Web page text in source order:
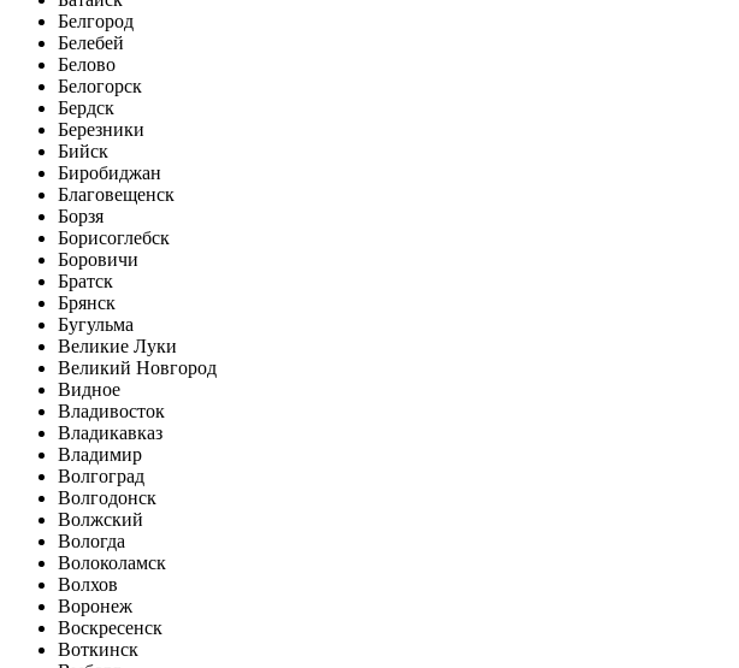
Белгород
Белебей
Белово
Белогорск
Бердск
Березники
Бийск
Биробиджан
Благовещенск
Борзя
Борисоглебск
Боровичи
Братск
Брянск
Бугульма
Великие Луки
Великий Новгород
Видное
Владивосток
Владикавказ
Владимир
Волгоград
Волгодонск
Волжский
Вологда
Волоколамск
Волхов
Воронеж
Воскресенск
Воткинск